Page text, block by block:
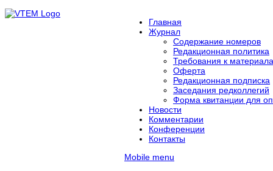
Главная
Журнал
Содержание номеров
Редакционная политика
Требования к
Оферта
Редакционная подписка
Заседания редколлегий
Форма квитанции для
Новости
Комментарии
Конференции
Контакты
Mobile menu